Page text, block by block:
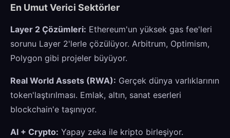
En Umut Verici Sektörler
Layer 2 Çözümleri: Ethereum'un yüksek gas fee'leri
sorunu Layer 2'lerle çözülüyor. Arbitrum, Optimism,
Polygon gibi projeler büyüyor.
Real World Assets (RWA): Gerçek dünya varlıklarının
token'laştırılması. Emlak, altın, sanat eserleri
blockchain'e taşınıyor.
AI + Crypto: Yapay zeka ile kripto birleşiyor.